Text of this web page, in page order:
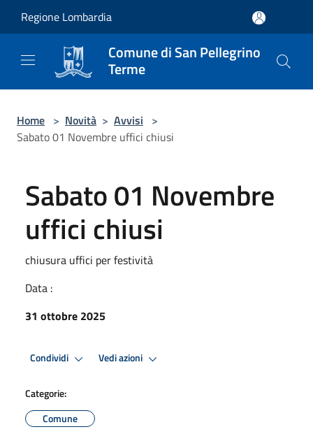
Regione Lombardia
Comune di San Pellegrino
Terme
Home > Novità > Avvisi >
Sabato 01 Novembre uffici chiusi
Sabato 01 Novembre
uffici chiusi
chiusura uffici per festività
Data :
31 ottobre 2025
Condividi Vedi azioni
Categorie:
Comune